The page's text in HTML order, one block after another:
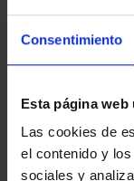
Consentimiento
Esta página web
Las cookies de
el contenido y
sociales y
CIUDADES
73,00 €